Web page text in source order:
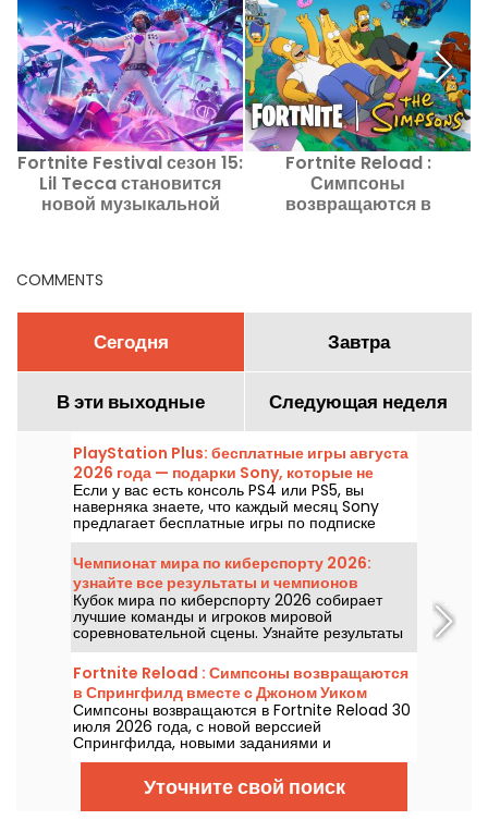
Fortnite Festival сезон 15:
Lil Tecca становится
новой музыкальной
Fortnite Reload :
Симпсоны
возвращаются в
COMMENTS
Сегодня Завтра
В эти выходные Следующая неделя
PlayStation Plus: бесплатные игры августа
2026 года — подарки Sony, которые не
стоит пропускать
Если у вас есть консоль PS4 или PS5, вы
наверняка знаете, что каждый месяц Sony
предлагает бесплатные игры по подписке
PlayStation Plus. Итак, какие игры доступны
бесплатно в августе 2026 года? Ознакомьтесь
с подборкой этого месяца.
Чемпионат мира по киберспорту 2026:
узнайте все результаты и чемпионов
каждой финальной встречи
Кубок мира по киберспорту 2026 собирает
лучшие команды и игроков мировой
соревновательной сцены. Узнайте результаты
финалов, счёты матчей, победителей каждого
турнира и расписание предстоящих встреч.
Fortnite Reload : Симпсоны возвращаются
в Спрингфилд вместе с Джоном Уиком
Симпсоны возвращаются в Fortnite Reload 30
июля 2026 года, с новой верссией
Спрингфилда, новыми заданиями и
кроссовером с Джоном Уиком. Обновление
добавит несколько культовых локаций, особый
стиль для знаменитого убийцы и новые
элементы геймплея.
Уточните свой поиск